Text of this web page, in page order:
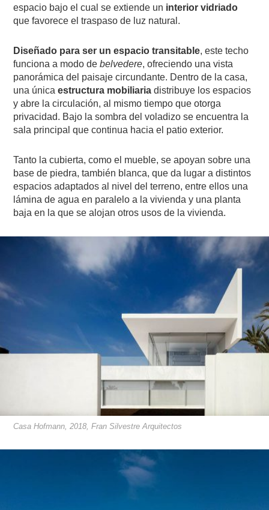
espacio bajo el cual se extiende un interior vidriado
que favorece el traspaso de luz natural.
Diseñado para ser un espacio transitable, este techo
funciona a modo debelvedere, ofreciendo una vista
panorámica del paisaje circundante. Dentro de la casa,
una únicaestructura mobiliaria distribuye los espacios
y abre la circulación, al mismo tiempo que otorga
privacidad. Bajo la sombra del voladizo se encuentra la
sala principal que continua hacia el patio exterior.
Tanto la cubierta, como el mueble, se apoyan sobre una
base de piedra, también blanca, que da lugar a distintos
espacios adaptados al nivel del terreno, entre ellos una
lámina de agua en paralelo a la vivienda y una planta
baja en la que se alojan otros usos de la vivienda.
Casa Hofmann, 2018, Fran Silvestre Arquitectos